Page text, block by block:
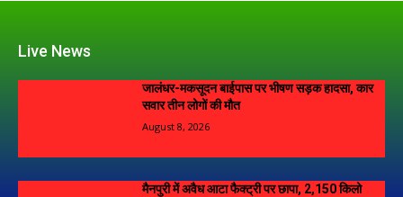
Live News
जालंधर-मकसूदन बाईपास पर भीषण सड़क हादसा, कार
सवार तीन लोगों की मौत
August 8, 2026
मैनपुरी में अवैध आटा फैक्ट्री पर छापा, 2,150 किलो